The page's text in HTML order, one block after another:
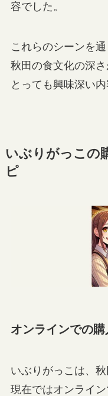
容でした。
これらのシーンを
秋田の食文化の深
とっても興味深い
いぶりがっこの
ピ
オンラインでの購
いぶりがっこは、
現在ではオンライ